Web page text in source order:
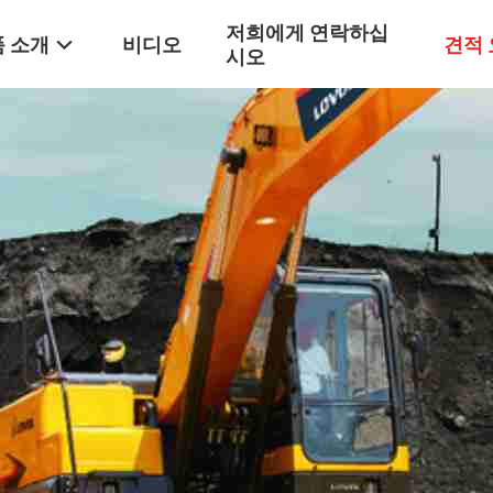
소개 비디오
저희에게 연락하십
시오
견적